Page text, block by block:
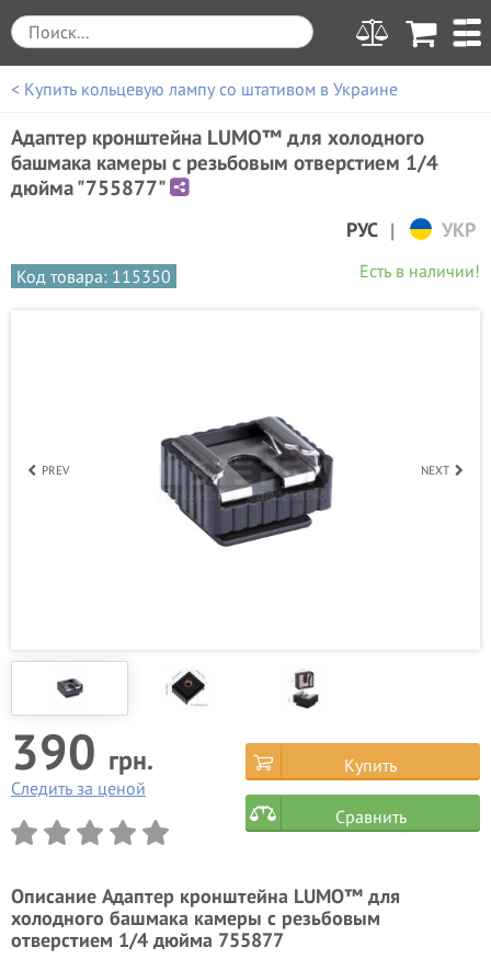
< Купить кольцевую лампу со штативом в Украине
Адаптер кронштейна LUMO™ для холодного
башмака камеры с резьбовым отверстием 1/4
дюйма "755877"
РУС | УКР
Код товара: 115350 Есть в наличии!
PREV NEXT
390 грн.
Следить за ценой
Купить
Сравнить
Описание Адаптер кронштейна LUMO™ для
холодного башмака камеры с резьбовым
отверстием 1/4 дюйма 755877